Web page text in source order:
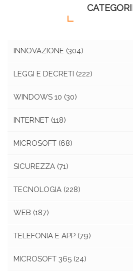
INNOVAZIONE (304)
LEGGI E DECRETI (222)
WINDOWS 10 (30)
INTERNET (118)
MICROSOFT (68)
SICUREZZA (71)
TECNOLOGIA (228)
WEB (187)
TELEFONIA E APP (79)
MICROSOFT 365 (24)